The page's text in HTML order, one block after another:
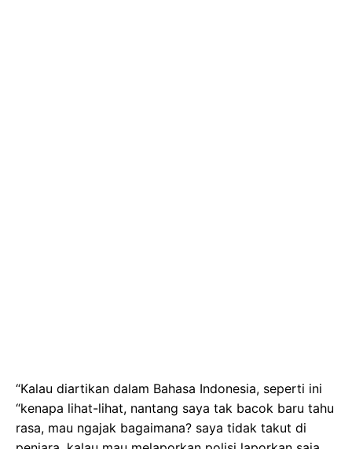
“Kalau diartikan dalam Bahasa Indonesia, seperti ini
“kenapa lihat-lihat, nantang saya tak bacok baru tahu
rasa, mau ngajak bagaimana? saya tidak takut di